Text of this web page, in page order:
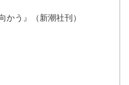
かう』（新潮社刊）